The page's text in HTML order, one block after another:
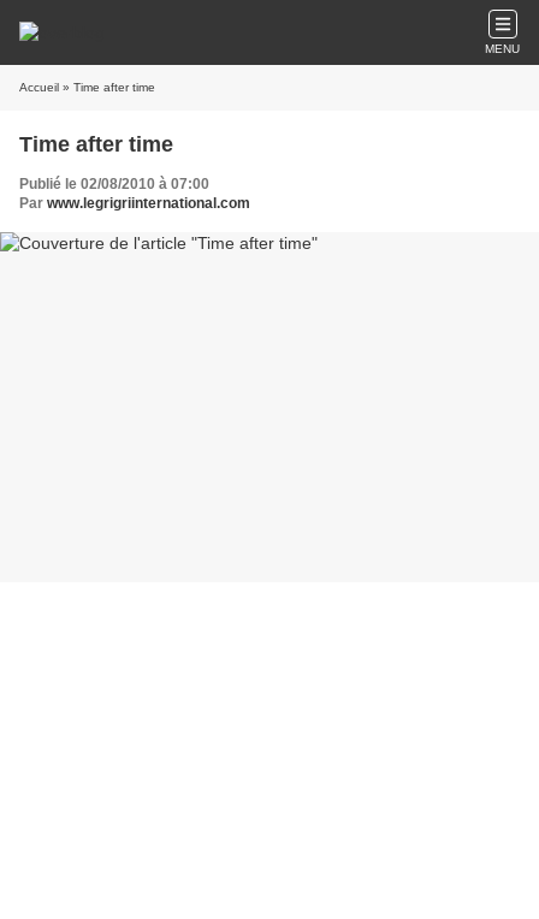
MENU
Accueil » Time after time
Time after time
Publié le 02/08/2010 à 07:00
Par www.legrigriinternational.com